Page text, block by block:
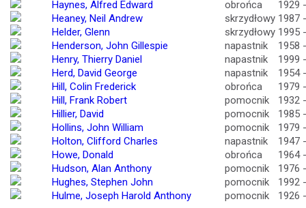
Haynes, Alfred Edward
obrońca
1929
Heaney, Neil Andrew
skrzydłowy 1987
Helder, Glenn
skrzydłowy 1995
Henderson, John Gillespie
napastnik
1958
Henry, Thierry Daniel
napastnik
1999
Herd, David George
napastnik
1954
Hill, Colin Frederick
obrońca
1979
Hill, Frank Robert
pomocnik
1932
Hillier, David
pomocnik
1985
Hollins, John William
pomocnik
1979
Holton, Clifford Charles
napastnik
1947
Howe, Donald
obrońca
1964
Hudson, Alan Anthony
pomocnik
1976
Hughes, Stephen John
pomocnik
1992
Hulme, Joseph Harold Anthony
pomocnik 1926